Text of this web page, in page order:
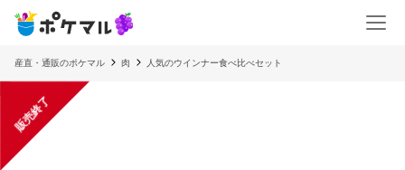
産直・通販のポケマル 肉 人気のウインナー食べ比べセット
販売終了